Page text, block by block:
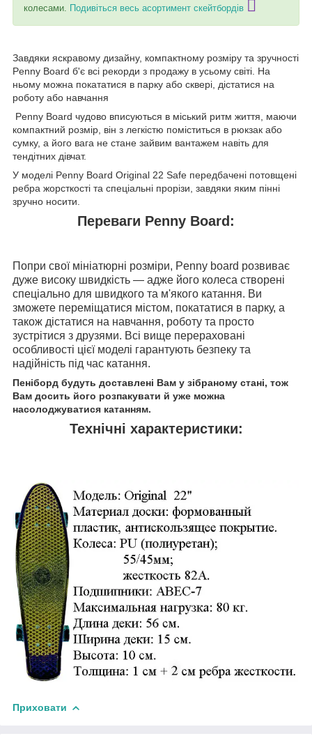
колесами. Подивіться весь асортимент скейтбордів
Завдяки яскравому дизайну, компактному розміру та зручності
Penny Board б'є всі рекорди з продажу в усьому світі. На
ньому можна покататися в парку або сквері, дістатися на
роботу або навчання
Penny Board чудово вписуються в міський ритм життя, маючи
компактний розмір, він з легкістю поміститься в рюкзак або
сумку, а його вага не стане зайвим вантажем навіть для
тендітних дівчат.
У моделі Penny Board Original 22 Safe передбачені потовщені
ребра жорсткості та спеціальні прорізи, завдяки яким пінні
зручно носити.
Переваги Penny Board:
Попри свої мініатюрні розміри, Penny board розвиває
дуже високу швидкість — адже його колеса створені
спеціально для швидкого та м'якого катання. Ви
зможете переміщатися містом, покататися в парку, а
також дістатися на навчання, роботу та просто
зустрітися з друзями. Всі вище перераховані
особливості цієї моделі гарантують безпеку та
надійність під час катання.
Пеніборд будуть доставлені Вам у зібраному стані, тож
Вам досить його розпакувати й уже можна
насолоджуватися катанням.
Технічні характеристики:
Приховати